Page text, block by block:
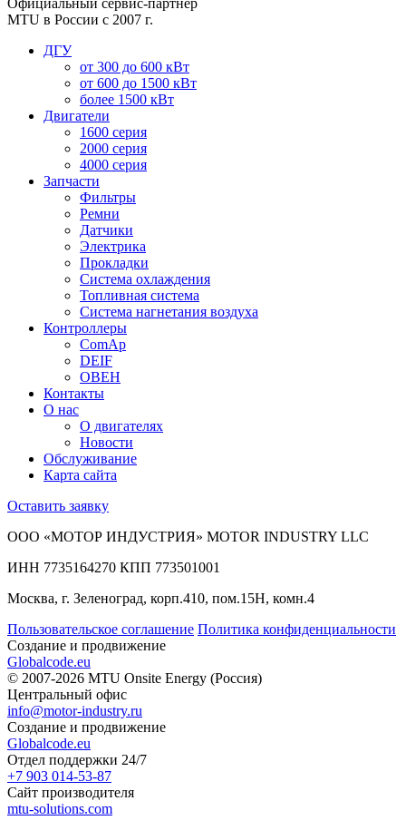
MTU в России с 2007 г.
ДГУ
от 300 до 600 кВт
от 600 до 1500 кВт
более 1500 кВт
Двигатели
1600 серия
2000 серия
4000 серия
Запчасти
Фильтры
Ремни
Датчики
Электрика
Прокладки
Система охлаждения
Топливная система
Система нагнетания воздуха
Контроллеры
ComAp
DEIF
ОВЕН
Контакты
О нас
О двигателях
Новости
Обслуживание
Карта сайта
Оставить заявку
ООО «МОТОР ИНДУСТРИЯ» MOTOR INDUSTRY LLC
ИНН 7735164270 КПП 773501001
Москва, г. Зеленоград, корп.410, пом.15Н, комн.4
Пользовательское соглашение Политика конфиденциальности
Создание и продвижение
Globalcode.eu
© 2007-2026 MTU Onsite Energy (Россия)
Центральный офис
info@motor-industry.ru
Создание и продвижение
Globalcode.eu
Отдел поддержки 24/7
+7 903 014-53-87
Сайт производителя
mtu-solutions.com